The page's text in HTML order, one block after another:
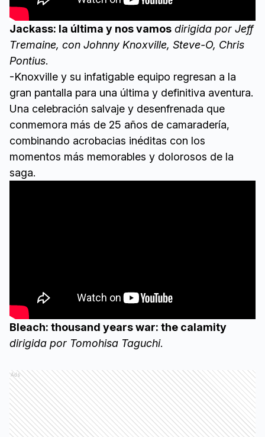
Jackass: la última y nos vamos dirigida por Jeff
Tremaine, con Johnny Knoxville, Steve-O, Chris
Pontius.
-Knoxville y su infatigable equipo regresan a la
gran pantalla para una última y definitiva aventura.
Una celebración salvaje y desenfrenada que
conmemora más de 25 años de camaradería,
combinando acrobacias inéditas con los
momentos más memorables y dolorosos de la
saga.
Bleach: thousand years war: the calamity
dirigida por Tomohisa Taguchi.
Ads